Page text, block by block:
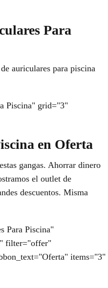
Para
auriculares para piscina
Piscina" grid="3"
en Oferta
gangas. Ahorrar dinero
el outlet de
descuentos. Misma
Para Piscina"
filter="offer"
items="3"